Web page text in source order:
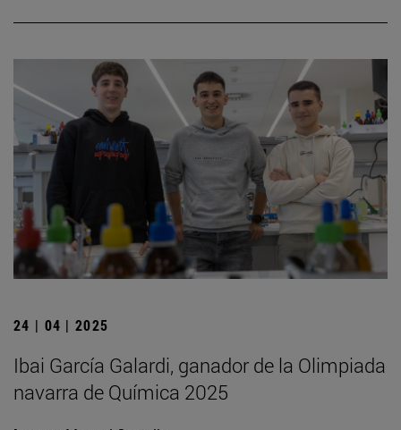
24 | 04 | 2025
Ibai García Galardi, ganador de la Olimpiada
navarra de Química 2025